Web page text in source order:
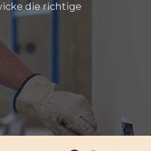
die richtige